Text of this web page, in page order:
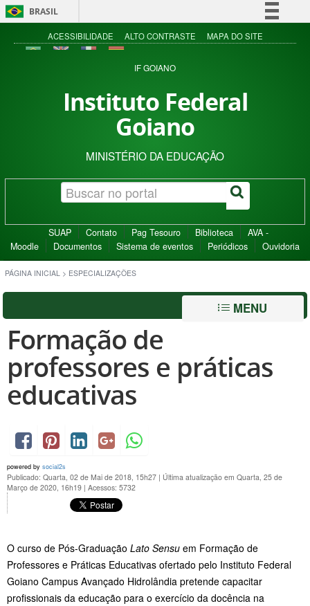
BRASIL
Simplifique!
Acesso à informação
ACESSIBILIDADE ALTO CONTRASTE MAPA DO SITE
IF GOIANO
Instituto Federal
Goiano
MINISTÉRIO DA EDUCAÇÃO
SUAP Contato Pag Tesouro Biblioteca
AVA -
Moodle
Documentos Sistema de eventos Periódicos Ouvidoria
PÁGINA INICIAL > ESPECIALIZAÇÕES
MENU
Formação de
professores e práticas
educativas
powered by social2s
Publicado: Quarta, 02 de Mai de 2018, 15h27 | Última atualização em Quarta, 25 de
Março de 2020, 16h19 | Acessos: 5732
O curso de Pós-Graduação Lato Sensu em Formação de
Professores e Práticas Educativas ofertado pelo Instituto Federal
Goiano Campus Avançado Hidrolândia pretende capacitar
profissionais da educação para o exercício da docência na